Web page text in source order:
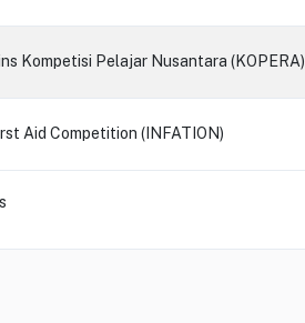
Kompetisi Pelajar Nusantara (KOPERA)
Aid Competition (INFATION)